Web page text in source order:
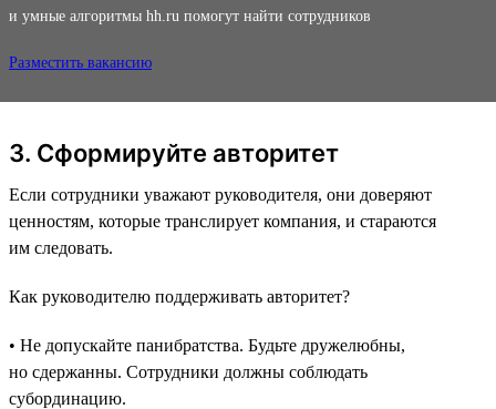
и умные алгоритмы hh.ru помогут найти сотрудников
Разместить вакансию
3. Сформируйте авторитет
Если сотрудники уважают руководителя, они доверяют
ценностям, которые транслирует компания, и стараются
им следовать.
Как руководителю поддерживать авторитет?
• Не допускайте панибратства. Будьте дружелюбны,
но сдержанны. Сотрудники должны соблюдать
субординацию.